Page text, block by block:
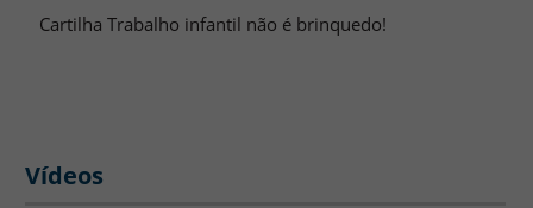
Cartilha Trabalho infantil não é brinquedo!
Vídeos